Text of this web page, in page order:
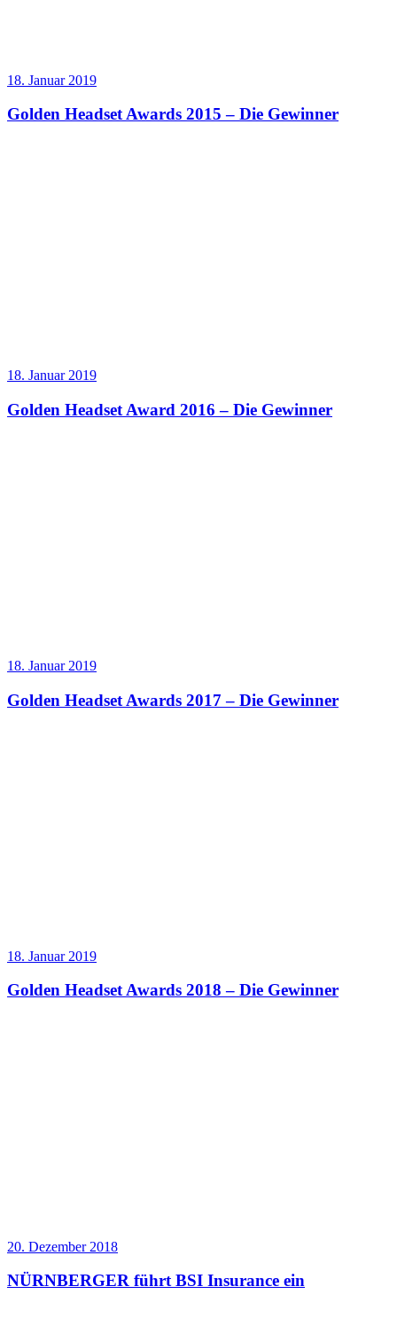
18. Januar 2019
Golden Headset Awards 2015 – Die Gewinner
18. Januar 2019
Golden Headset Award 2016 – Die Gewinner
18. Januar 2019
Golden Headset Awards 2017 – Die Gewinner
18. Januar 2019
Golden Headset Awards 2018 – Die Gewinner
20. Dezember 2018
NÜRNBERGER führt BSI Insurance ein